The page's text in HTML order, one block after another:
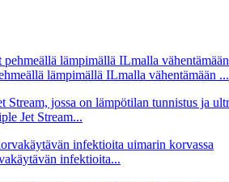
lämpimällä ILmalla vähentämään ...
Jet Stream...
infektioita...